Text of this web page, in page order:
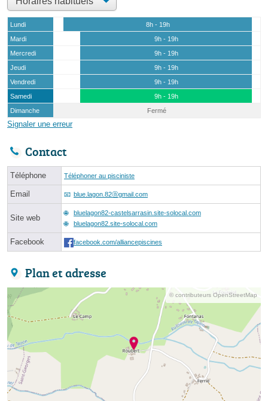
Lundi
8h - 19h
Mardi
9h - 19h
Mercredi
9h - 19h
Jeudi
9h - 19h
Vendredi
9h - 19h
Samedi
9h - 19h
Dimanche
Fermé
Signaler une erreur
Contact
Téléphone Téléphoner au pisciniste
Email blue.lagon.82ⓐgmail.com
Site web
bluelagon82-castelsarrasin.site-solocal.com
bluelagon82.site-solocal.com
Facebook facebook.com/alliancepiscines
Plan et adresse
© contributeurs OpenStreetMap